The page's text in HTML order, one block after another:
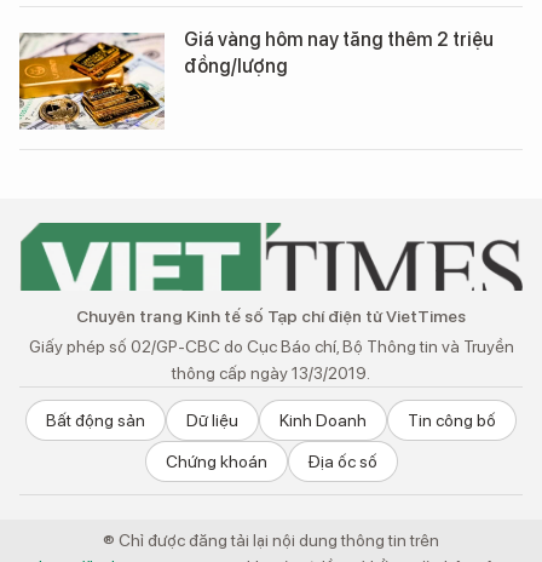
Giá vàng hôm nay tăng thêm 2 triệu
đồng/lượng
Chuyên trang Kinh tế số Tạp chí điện tử VietTimes
Giấy phép số 02/GP-CBC do Cục Báo chí, Bộ Thông tin và Truyền
thông cấp ngày 13/3/2019.
Bất động sản Dữ liệu Kinh Doanh Tin công bố
Chứng khoán Địa ốc số
® Chỉ được đăng tải lại nội dung thông tin trên